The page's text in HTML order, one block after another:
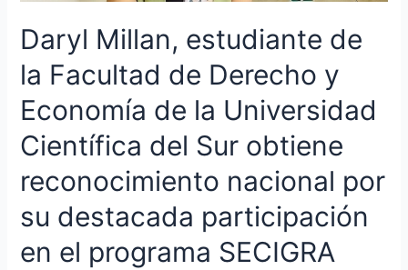
Daryl Millan, estudiante de
la Facultad de Derecho y
Economía de la Universidad
Científica del Sur obtiene
reconocimiento nacional por
su destacada participación
en el programa SECIGRA
destacada
participación
en
el
SECIGRA